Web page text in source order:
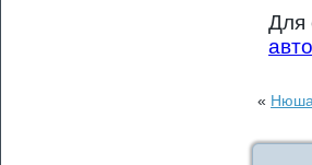
Для
« Нюша